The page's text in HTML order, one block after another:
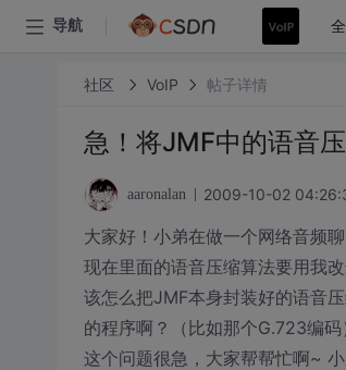
导航
社区 VoIP 帖子详情
急！将JMF中的语音
aaronalan 2009-10-02
大家好！小弟在做一个网络音频
现在里面的语音压缩算法要用我
该怎么把JMF本身封装好的语音压
的程序啊？（比如那个G.723编码
这个问题很急，大家帮帮忙啊~ 小